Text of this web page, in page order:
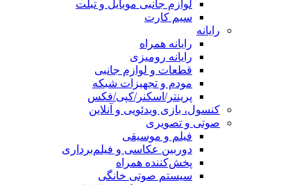
لوازم جانبی موبایل و تبلت
سیم کارت
رایانه
رایانه همراه
رایانه رومیزی
قطعات و لوازم جانبی
مودم و تجهیزات شبکه
پرینتر/اسکنر/کپی/فکس
کنسول، بازی‌ ویدئویی و آنلاین
صوتی و تصویری
فیلم و موسیقی
دوربین عکاسی و فیلم‌برداری
پخش‌کننده همراه
سیستم صوتی خانگی